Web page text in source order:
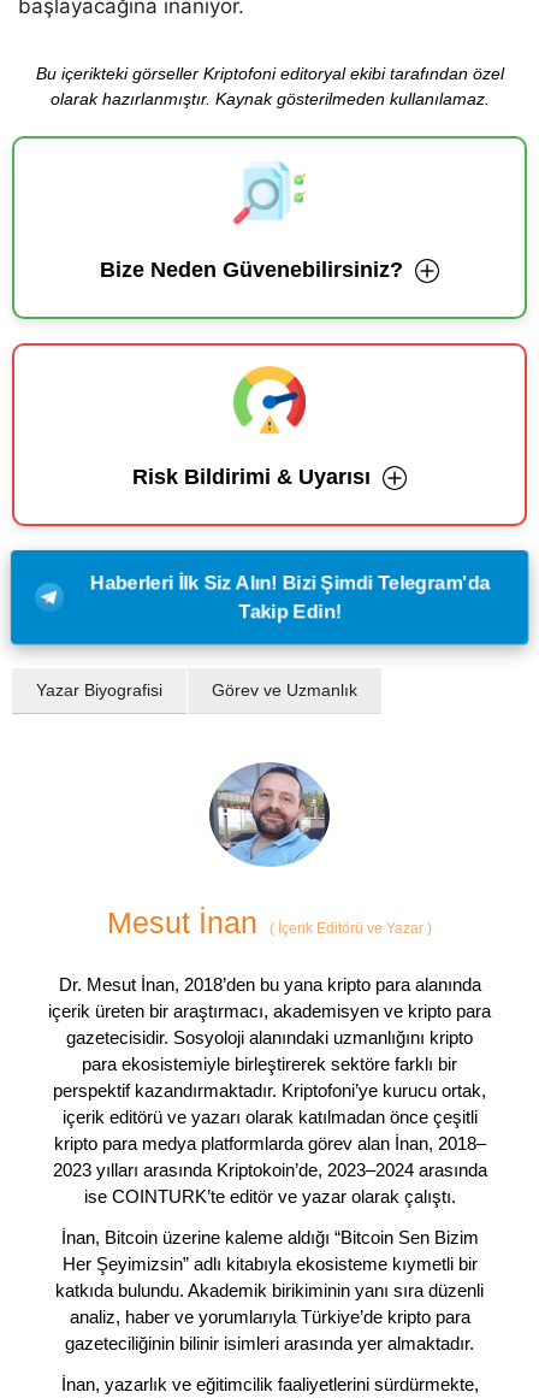
başlayacağına inanıyor.
Bu içerikteki görseller Kriptofoni editoryal ekibi tarafından özel
olarak hazırlanmıştır. Kaynak gösterilmeden kullanılamaz.
Bize Neden Güvenebilirsiniz?
Risk Bildirimi & Uyarısı
Haberleri İlk Siz Alın! Bizi Şimdi Telegram'da
Takip Edin!
Yazar Biyografisi Görev ve Uzmanlık
Mesut İnan ( İçerik Editörü ve Yazar )
Dr. Mesut İnan, 2018’den bu yana kripto para alanında
içerik üreten bir araştırmacı, akademisyen ve kripto para
gazetecisidir. Sosyoloji alanındaki uzmanlığını kripto
para ekosistemiyle birleştirerek sektöre farklı bir
perspektif kazandırmaktadır. Kriptofoni’ye kurucu ortak,
içerik editörü ve yazarı olarak katılmadan önce çeşitli
kripto para medya platformlarda görev alan İnan, 2018–
2023 yılları arasında Kriptokoin’de, 2023–2024 arasında
ise COINTURK’te editör ve yazar olarak çalıştı.
İnan, Bitcoin üzerine kaleme aldığı “Bitcoin Sen Bizim
Her Şeyimizsin” adlı kitabıyla ekosisteme kıymetli bir
katkıda bulundu. Akademik birikiminin yanı sıra düzenli
analiz, haber ve yorumlarıyla Türkiye’de kripto para
gazeteciliğinin bilinir isimleri arasında yer almaktadır.
İnan, yazarlık ve eğitimcilik faaliyetlerini sürdürmekte,